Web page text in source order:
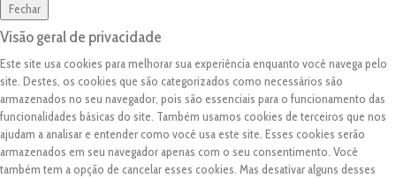
Fechar
Visão geral de privacidade
Este site usa cookies para melhorar sua experiência enquanto você navega pelo
site. Destes, os cookies que são categorizados como necessários são
armazenados no seu navegador, pois são essenciais para o funcionamento das
funcionalidades básicas do site. Também usamos cookies de terceiros que nos
ajudam a analisar e entender como você usa este site. Esses cookies serão
armazenados em seu navegador apenas com o seu consentimento. Você
também tem a opção de cancelar esses cookies. Mas desativar alguns desses